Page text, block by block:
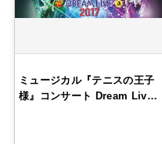
ミュージカル『テニスの王子
様』コンサート Dream Liv…